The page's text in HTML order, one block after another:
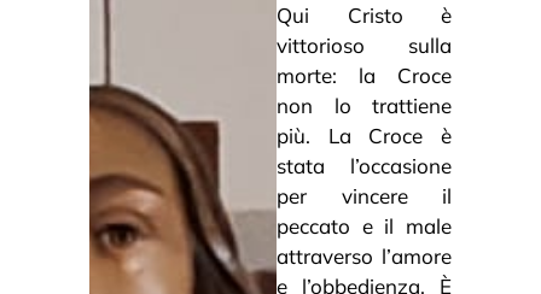
Qui Cristo è
vittorioso sulla
morte: la Croce
non lo trattiene
più. La Croce è
stata l’occasione
per vincere il
peccato e il male
attraverso l’amore
e l’obbedienza. È